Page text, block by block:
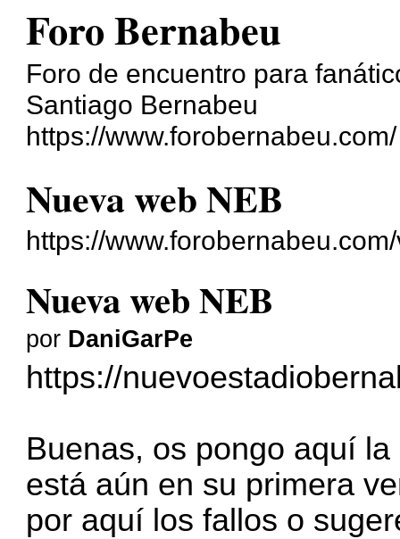
Foro Bernabeu
Foro de encuentro para
Santiago Bernabeu
https://www.forobernabeu.com/
Nueva web NEB
https://
Nueva web NEB
por DaniGarPe
https://
Buenas, os pongo aquí
está aún en su primera
por aquí los fallos o